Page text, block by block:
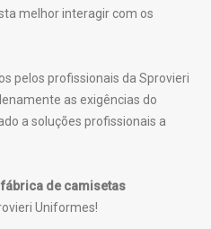
melhor interagir com os
pelos profissionais da Sprovieri
as exigências do
a soluções profissionais a
fábrica de camisetas
Uniformes!